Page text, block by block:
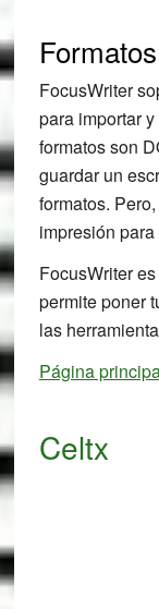
FocusWriter
para importar
formatos son
guardar un
formatos.
impresión
FocusWriter
permite poner
las
Página
Celtx